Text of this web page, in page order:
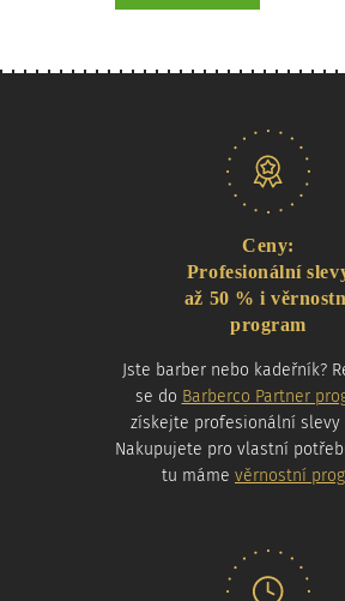
Ceny:
Profesionální
až 50 % i
program
Jste barber nebo kadeřník?
se do Barberco Partner
získejte profesionální slevy
Nakupujete pro vlastní
tu máme věrnostní